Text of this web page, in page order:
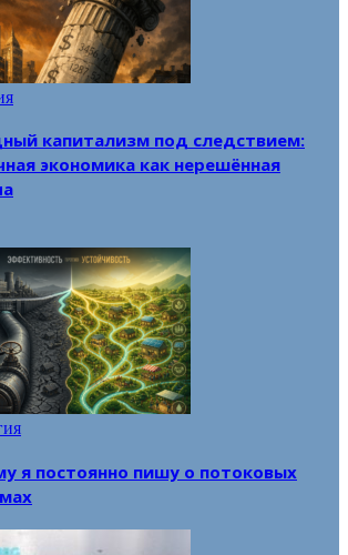
капитализм под следствием:
экономика как нерешённая
я постоянно пишу о потоковых